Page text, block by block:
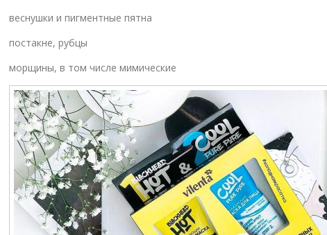
веснушки и пигментные пятна
постакне, рубцы
морщины, в том числе мимические